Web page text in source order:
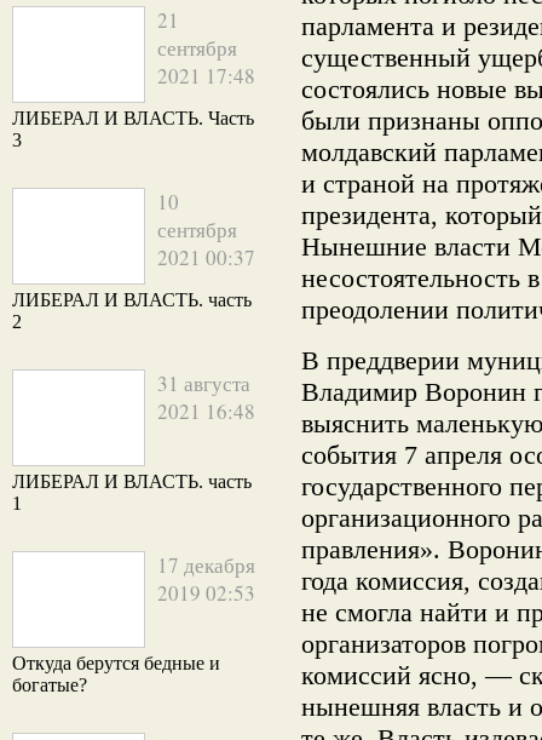
21
сентября
2021 17:48
ЛИБЕРАЛ И ВЛАСТЬ. Часть
3
10
сентября
2021 00:37
ЛИБЕРАЛ И ВЛАСТЬ. часть
2
31 августа
2021 16:48
ЛИБЕРАЛ И ВЛАСТЬ. часть
1
17 декабря
2019 02:53
Откуда берутся бедные и
богатые?
парламента и
существенный
состоялись новые
были признаны
молдавский
и страной на
президента,
Нынешние власти
преодолении
В преддверии
Владимир Воронин
выяснить
события 7 апреля
государственного
организационного
правления».
года комиссия,
не смогла найти и
организаторов
комиссий ясно, —
нынешняя власть и